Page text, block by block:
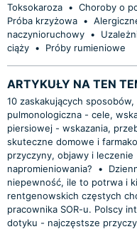
Toksokaroza • Choroby o
Próba krzyżowa •
naczynioruchowy •
ciąży • Próby rumieniowe
ARTYKUŁY NA TEN
10 zaskakujących
pulmonologiczna - cele,
piersiowej - wskazania,
skuteczne domowe i
przyczyny, objawy i leczenie
napromieniowania?
•
niepewność, ile to potrwa i
rentgenowskich częstych
pracownika SOR-u. Polscy
dotyku - najczęstsze